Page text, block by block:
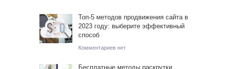
Топ-5 методов продвижения сайта в
2023 году: выберите эффективный
способ
Комментариев нет
Бесплатные методы раскрутки